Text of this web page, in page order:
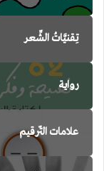
تِقنيَّاتُ الشِّعر
رواية
علامات التّرقيم